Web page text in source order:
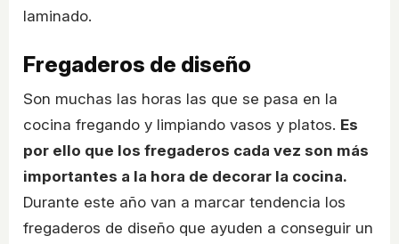
laminado.
Fregaderos de diseño
Son muchas las horas las que se pasa en la
cocina fregando y limpiando vasos y platos. Es
por ello que los fregaderos cada vez son más
importantes a la hora de decorar la cocina.
Durante este año van a marcar tendencia los
fregaderos de diseño que ayuden a conseguir un